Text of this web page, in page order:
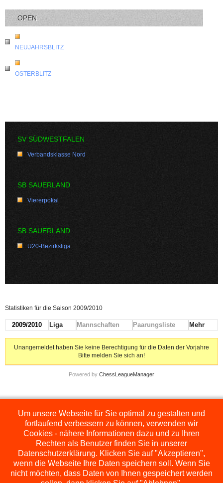
OPEN
NEUJAHRSBLITZ
OSTERBLITZ
SV SÜDWESTFALEN
Verbandsklasse Nord
SB SAUERLAND
Viererpokal
SB SAUERLAND
U20-Bezirksliga
Statistiken für die Saison 2009/2010
2009/2010 Liga Mannschaften Paarungsliste Mehr
Unangemeldet haben Sie keine Berechtigung für die Daten der Vorjahre
Bitte melden Sie sich an!
Powered by ChessLeagueManager
Die hier dargestellten Ligen werden extern angezeigt und befinden sich im
Orginal aufhttp://www.schachbezirksauerland.de/635/2/index.php
Um unsere Webseite für Sie optimal zu gestalten und
fortlaufend verbessern zu können, verwenden wir
Cookies - nähere Informationen dazu und zu Ihren
Rechten als Benutzer finden Sie in unserer
Datenschutzerklärung. Klicken Sie auf "Akzeptieren",
wenn die Webseite Ihre Daten speichern soll. Wenn Sie
nicht möchten, dass Daten von Ihnen gespeichert werden